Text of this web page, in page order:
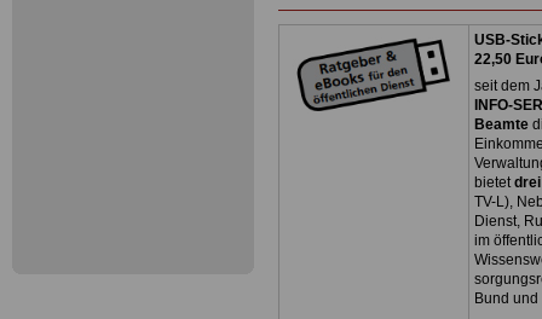
USB-
22,50
seit dem
INFO-
Beamte
bietet
TV-L),
Dienst,
im
Bund